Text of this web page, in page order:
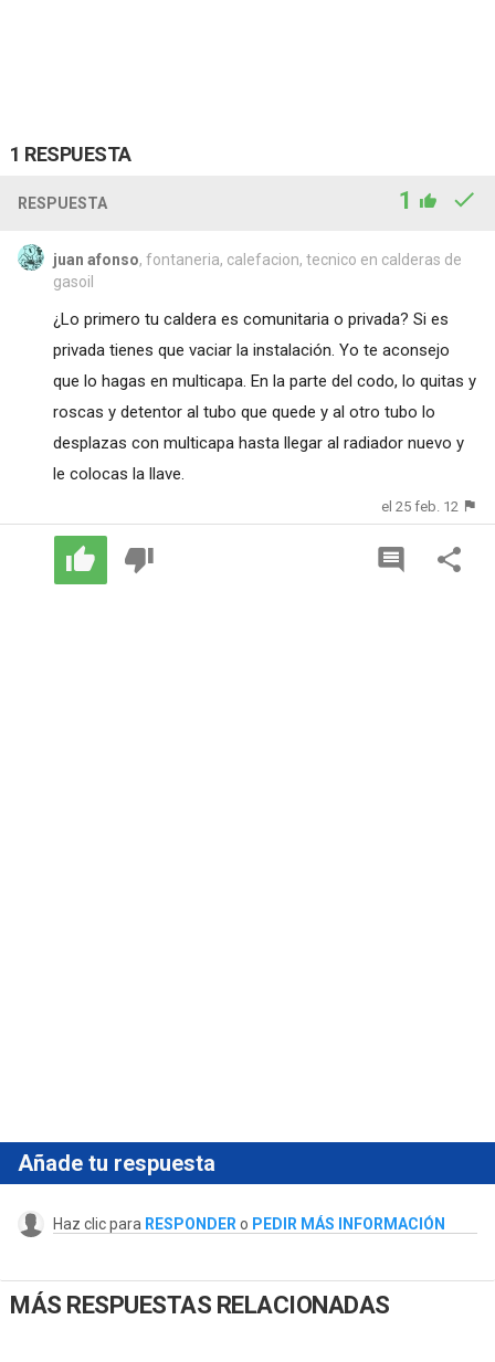
1 RESPUESTA
RESPUESTA 1
juan afonso, fontaneria, calefacion, tecnico en calderas de
gasoil
¿Lo primero tu caldera es comunitaria o privada? Si es
privada tienes que vaciar la instalación. Yo te aconsejo
que lo hagas en multicapa. En la parte del codo, lo quitas y
roscas y detentor al tubo que quede y al otro tubo lo
desplazas con multicapa hasta llegar al radiador nuevo y
le colocas la llave.
el 25 feb. 12
Añade tu respuesta
Haz clic para RESPONDER o PEDIR MÁS INFORMACIÓN
MÁS RESPUESTAS RELACIONADAS